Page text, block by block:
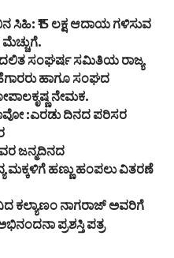
ಸಿಹಿ: ₹15 ಲಕ್ಷ ಆದಾಯ ಗಳಿಸುವ
ದಲಿತ ಸಂಘರ್ಷ ಸಮಿತಿಯ ರಾಜ್ಯ
ಹಾಗೂ ಸಂಘದ
ನೇಮಕ.
:ಎರಡು ದಿನದ ಪರಿಸರ
ಜನ್ಮದಿನದ
ಮಕ್ಕಳಿಗೆ ಹಣ್ಣು ಹಂಪಲು ವಿತರಣೆ
ಕಲ್ಯಾಣಂ ನಾಗರಾಜ್ ಅವರಿಗೆ
ಪ್ರಶಸ್ತಿ ಪತ್ರ